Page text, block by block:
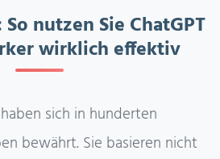
nutzen Sie ChatGPT
wirklich effektiv
sich in hunderten
bewährt. Sie basieren nicht